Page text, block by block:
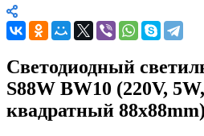
Светодиодный
S88W BW10 (220V,
квадратный 88x88mm)